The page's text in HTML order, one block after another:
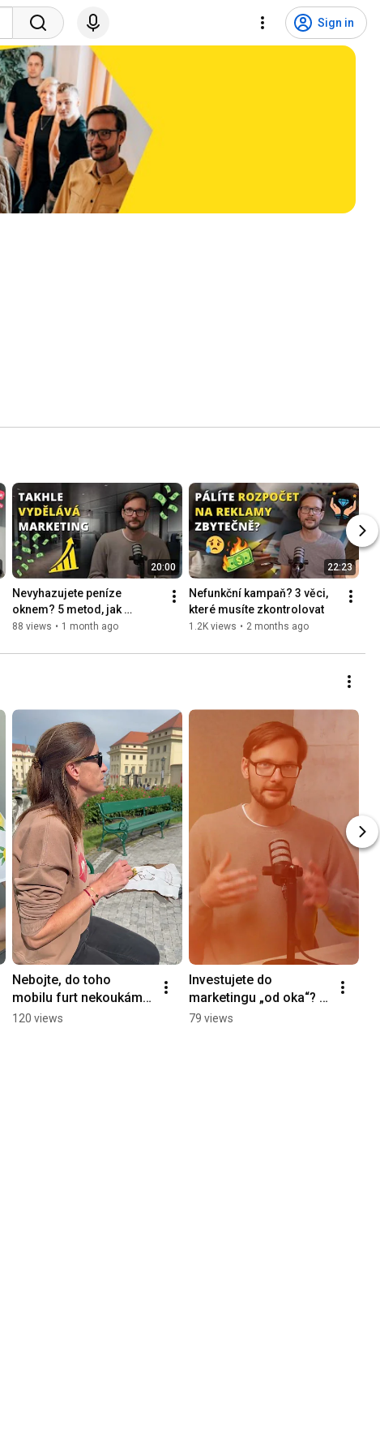
Sign in
20:00
Nevyhazujete peníze
oknem? 5 metod, jak
stanovit marketingový
88 views • 1 month ago
22:23
Nefunkční kampaň? 3 věci,
které musíte zkontrolovat
1.2K views • 2 months ago
Nebojte, do toho
mobilu furt nekoukáme
kvůli práci, ale proto,
120 views
Investujete do
marketingu „od oka“?
💸 Pak hrozí, že část
79 views